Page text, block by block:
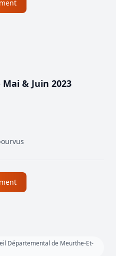
& Juin 2023
Départemental de Meurthe-Et-